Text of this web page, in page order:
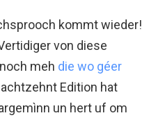
kommt wieder!
von diese
meh die wo géer
achtzehnt Edition hat
un hert uf om